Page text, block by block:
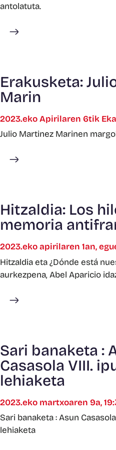
antolatuta.
Gehiago ikusi
Erakusketa:
Marin
2023.eko Apirilaren 6tik
Julio Martinez Marinen
Gehiago ikusi
Hitzaldia: Los
memoria
2023.eko apirilaren 1an,
Hitzaldia eta ¿Dónde está
aurkezpena, Abel Aparicio
Gehiago ikusi
Sari banaketa :
Casasola VIII.
lehiaketa
2023.eko martxoaren 9a,
Sari banaketa : Asun
lehiaketa